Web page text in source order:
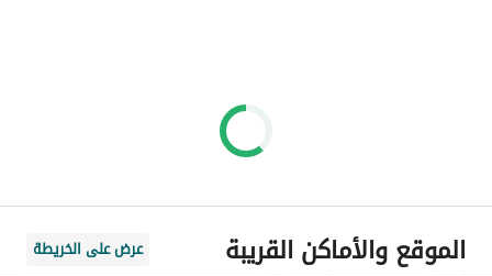
الموقع والأماكن القريبة عرض على الخريطة